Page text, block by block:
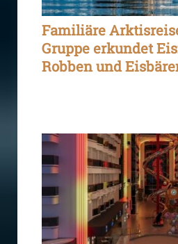
Familiäre
Gruppe erkundet
Robben und